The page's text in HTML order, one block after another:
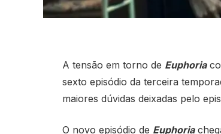
A tensão em torno de Euphoria
sexto episódio da terceira
maiores dúvidas deixadas pelo
O novo episódio de Euphoria